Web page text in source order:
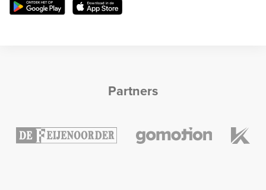
Partners